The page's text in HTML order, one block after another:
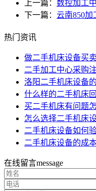
上一篇： 数控加工
下一篇： 云南850加
热门资讯
做二手机床设备买
二手加工中心采购
洛阳二手机床设备
什么样的二手机床
买二手机床有问题怎
怎么选择二手机床设
二手机床设备如何
二手机床设备的成
在线留言message